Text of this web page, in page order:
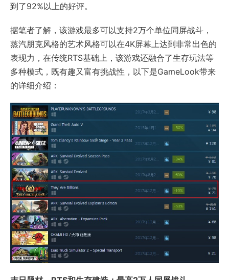
到了92%以上的好评。
据笔者了解，该游戏最多可以支持2万个单位同屏战斗，
蒸汽朋克风格的艺术风格可以在4K屏幕上达到非常出色的
表现力，在传统RTS基础上，该游戏还融合了生存玩法等
多种模式，既有趣又富有挑战性，以下是GameLook带来
的详细介绍：